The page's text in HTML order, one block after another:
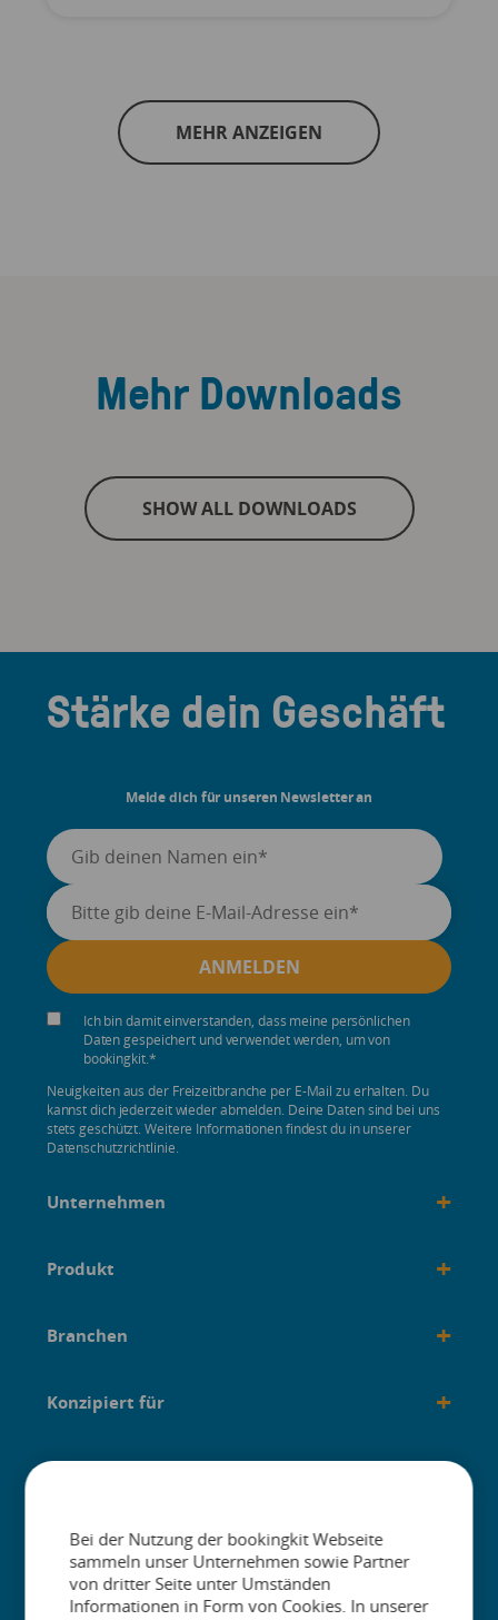
MEHR ANZEIGEN
Mehr Downloads
SHOW ALL DOWNLOADS
Stärke dein Geschäft
Melde dich für unseren Newsletter an
Ich bin damit einverstanden, dass meine persönlichen
Daten gespeichert und verwendet werden, um von
bookingkit.*
Neuigkeiten aus der Freizeitbranche per E-Mail zu erhalten. Du
kannst dich jederzeit wieder abmelden. Deine Daten sind bei uns
stets geschützt. Weitere Informationen findest du in unserer
Datenschutzrichtlinie.
Unternehmen +
Produkt +
Branchen +
Konzipiert für +
Anleitungen +
Bei der Nutzung der bookingkit Webseite
sammeln unser Unternehmen sowie Partner
von dritter Seite unter Umständen
Informationen in Form von Cookies. In unserer